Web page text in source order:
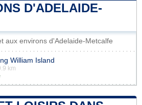
D'ADELAIDE-
aux environs d'Adelaide-Metcalfe
William Island
km